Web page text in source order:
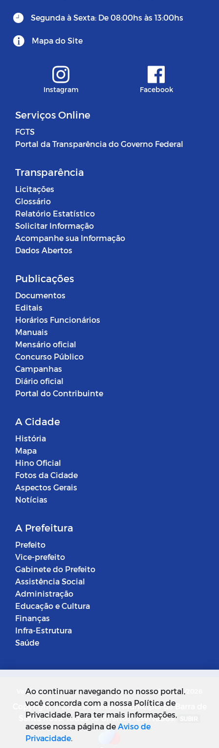
Segunda à Sexta: De 08:00hs às 13:00hs
Mapa do Site
Instagram Facebook
Serviços Online
FGTS
Portal da Transparência do Governo Federal
Transparência
Licitações
Glossário
Relatório Estatístico
Solicitar Informação
Acompanhe sua Informação
Dados Abertos
Publicações
Documentos
Editais
Horários Funcionários
Manuais
Mensário oficial
Concurso Público
Campanhas
Diário oficial
Portal do Contribuinte
A Cidade
História
Mapa
Hino Oficial
Fotos da Cidade
Aspectos Gerais
Notícias
A Prefeitura
Prefeito
Vice-prefeito
Gabinete do Prefeito
Assistência Social
Administração
Educação e Cultura
Finanças
Infra-Estrutura
Saúde
Versão do Sistema: 5.0.268 Data da Versão: 18/03/2026
Copyright © 2026 Prefeitura Municipal de Barra de
Santa Rosa. Todos os direitos reservados.
Ao continuar navegando no nosso portal,
você concorda com a nossa Política de
Privacidade. Para ter mais informações,
acesse nossa página deAviso de
Privacidade.